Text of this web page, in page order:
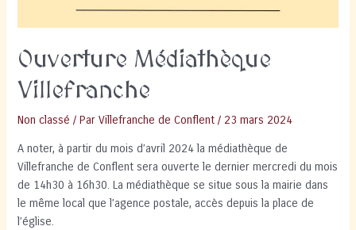
Ouverture Médiathèque
Villefranche
Non classé / ParVillefranche de Conflent / 23 mars 2024
A noter, à partir du mois d’avril 2024 la médiathèque de
Villefranche de Conflent sera ouverte le dernier mercredi du mois
de 14h30 à 16h30. La médiathèque se situe sous la mairie dans
le même local que l’agence postale, accès depuis la place de
l’église.